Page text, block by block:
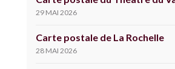
29 MAI 2026
Carte postale de La Rochelle
28 MAI 2026